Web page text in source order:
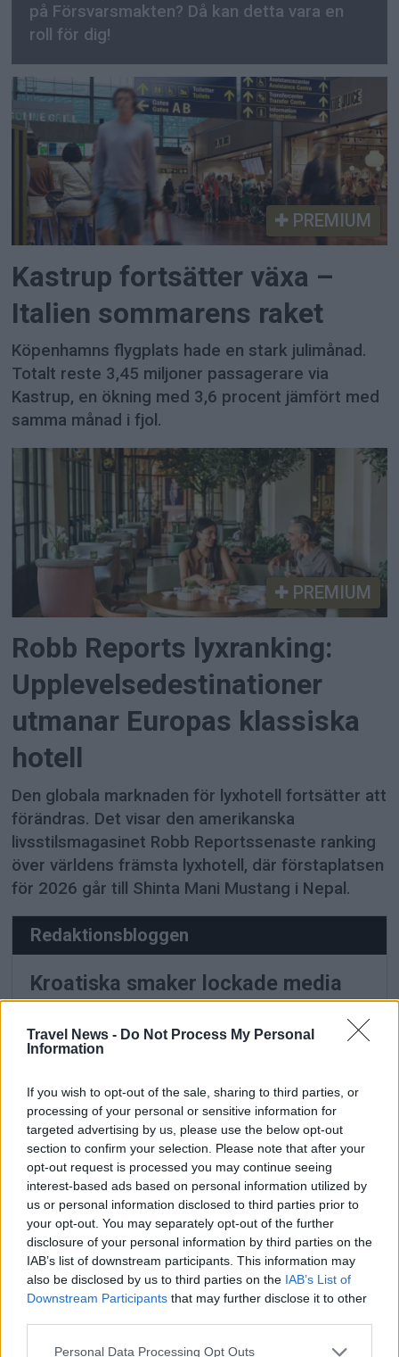
Travel News - Do Not Process My Personal
Information
If you wish to opt-out of the sale, sharing to third parties, or
processing of your personal or sensitive information for
targeted advertising by us, please use the below opt-out
section to confirm your selection. Please note that after your
opt-out request is processed you may continue seeing
interest-based ads based on personal information utilized by
us or personal information disclosed to third parties prior to
your opt-out. You may separately opt-out of the further
disclosure of your personal information by third parties on the
IAB’s list of downstream participants. This information may
also be disclosed by us to third parties on the IAB’s List of
Downstream Participants that may further disclose it to other
Personal Data Processing Opt Outs
på Försvarsmakten? Då kan detta vara en
roll för dig!
PREMIUM
Kastrup fortsätter växa –
Italien sommarens raket
Köpenhamns flygplats hade en stark julimånad.
Totalt reste 3,45 miljoner passagerare via
Kastrup, en ökning med 3,6 procent jämfört med
samma månad i fjol.
PREMIUM
Robb Reports lyxranking:
Upplevelsedestinationer
utmanar Europas klassiska
hotell
Den globala marknaden för lyxhotell fortsätter att
förändras. Det visar den amerikanska
livsstilsmagasinet Robb Reportssenaste ranking
över världens främsta lyxhotell, där förstaplatsen
för 2026 går till Shinta Mani Mustang i Nepal.
Redaktionsbloggen
Kroatiska smaker lockade media
och influencers till Stockholm
Turkisk matkultur i fokus på
firades i Stockholm
Ny resemässa genomfördes i
Stockholm